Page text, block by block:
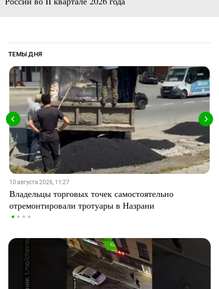
ТЕМЫ ДНЯ
10 августа 2026, 11:27
Владельцы торговых точек самостоятельно
отремонтировали тротуары в Назрани